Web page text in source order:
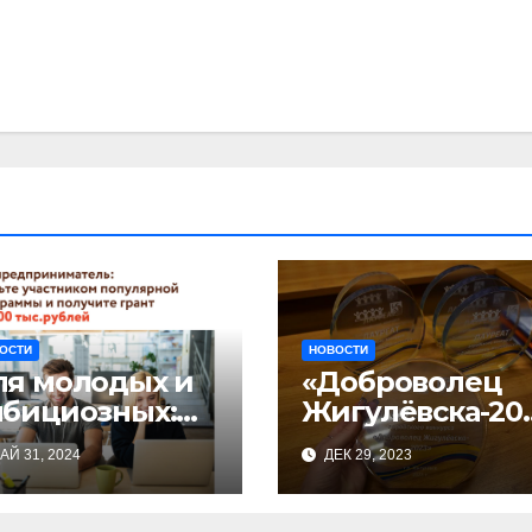
молодых и
прием
на
в
31, 2024
НОВОСТИ
«Доброволец
Жигулёвска-
3»ДЕК 29, 2023